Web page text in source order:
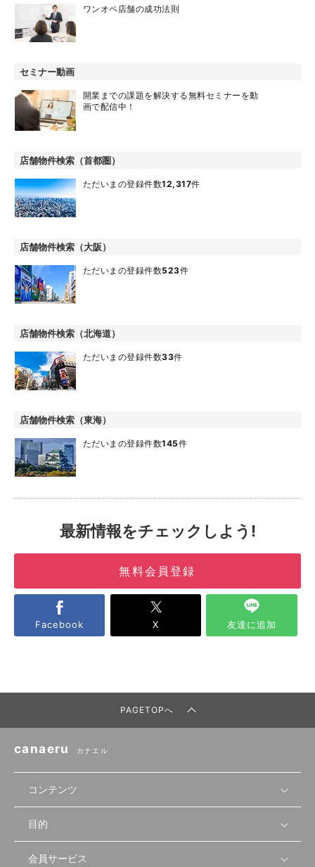
ワンオペ店舗の成功法則
セミナー動画
開業までの課題を解決する無料セミナーを動
画で配信中！
店舗物件検索（首都圏）
ただいまの登録件数12,317件
店舗物件検索（大阪）
ただいまの登録件数523件
店舗物件検索（北海道）
ただいまの登録件数33件
店舗物件検索（東海）
ただいまの登録件数145件
最新情報をチェックしよう!
無料会員登録
Facebook X 友達に追加
PAGETOPへ
canaeru カナエル
コンテンツ
無料開業相談
目的
店舗運営
会員サービス